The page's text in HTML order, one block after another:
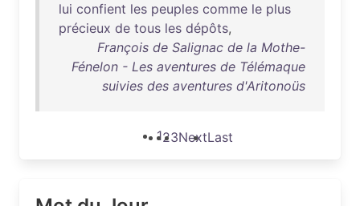
lui confient les peuples comme le plus
précieux de tous les dépôts,
François de Salignac de la Mothe-
Fénelon - Les aventures de Télémaque
suivies des aventures d'Aritonoüs
123NextLast